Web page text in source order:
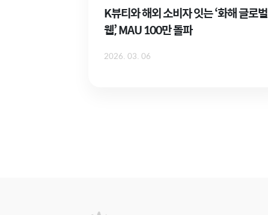
K뷰티와 해외 소비자 잇는 ‘화해 글로벌
웹’, MAU 100만 돌파
2026. 03. 06